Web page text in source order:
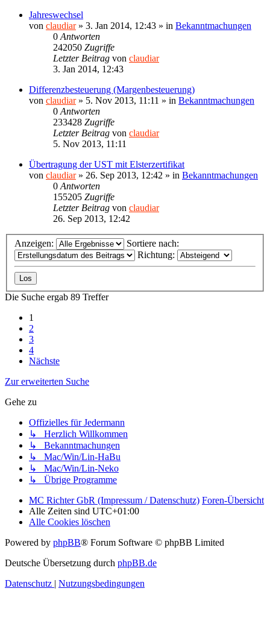
Jahreswechsel
von claudiar» 3. Jan 2014, 12:43 » in Bekanntmachungen
0 Antworten
242050 Zugriffe
Letzter Beitrag von claudiar
3. Jan 2014, 12:43
Differenzbesteuerung (Margenbesteuerung)
von claudiar» 5. Nov 2013, 11:11 » in Bekanntmachungen
0 Antworten
233428 Zugriffe
Letzter Beitrag von claudiar
5. Nov 2013, 11:11
Übertragung der UST mit Elsterzertifikat
von claudiar» 26. Sep 2013, 12:42 » in Bekanntmachungen
0 Antworten
155205 Zugriffe
Letzter Beitrag von claudiar
26. Sep 2013, 12:42
Anzeigen:
Sortiere nach:
Richtung:
Die Suche ergab 89 Treffer
1
2
3
4
Nächste
Zur erweiterten Suche
Gehe zu
Offizielles für Jedermann
↳ Herzlich Willkommen
↳ Bekanntmachungen
↳ Mac/Win/Lin-HaBu
↳ Mac/Win/Lin-Neko
↳ Übrige Programme
MC Richter GbR (Impressum / Datenschutz) Foren-Übersicht
Alle Zeiten sind UTC+01:00
Alle Cookies löschen
Powered by phpBB® Forum Software © phpBB Limited
Deutsche Übersetzung durch phpBB.de
Datenschutz
Nutzungsbedingungen